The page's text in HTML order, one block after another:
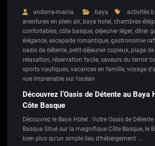
andorra-mania baya activités
aventures en plein air, baya hotel, chambres
confortables, côte basque, déjeuner léger, dîner
élégance, escapade romantique, gastronomie
oasis de détente, petit-déjeuner copieux, plage
relaxation, réservation facile, saveurs du terroir
sports nautiques, vacances en famille, voyage
vue imprenable sur l'océan
Découvrez l’Oasis de Détente au Baya
Côte Basque
Découvrez le Baya Hotel : Votre Oasis de
Basque Situé sur la magnifique Côte Basque, le
bien plus qu'un simple lieu d'hébergement :…